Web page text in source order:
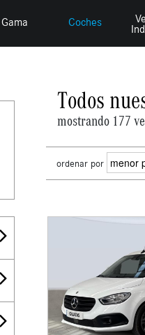
Gama Coches
Todos
mostrando 177
ordenar por